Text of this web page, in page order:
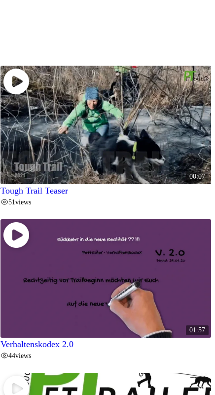
00:07
Tough Trail Teaser
51views
01:57
Verhaltenskodex 2.0
44views